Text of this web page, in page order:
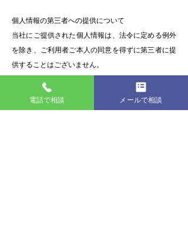
個人情報の第三者への提供について
当社にご提供された個人情報は、法令に定める例外
を除き、ご利用者ご本人の同意を得ずに第三者に提
供することはございません。
法令遵守と改善
電話で相談 メールで相談